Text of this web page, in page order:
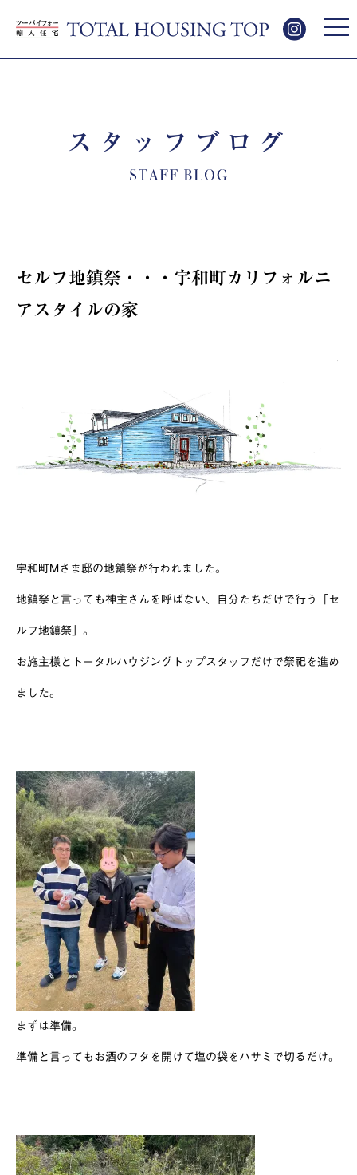
スタッフブログ
セルフ地鎮祭・・・宇和町カリフォルニ
アスタイルの家
宇和町Mさま邸の地鎮祭が行われました。
地鎮祭と言っても神主さんを呼ばない、自分たちだけで行う「セ
ルフ地鎮祭」。
お施主様とトータルハウジングトップスタッフだけで祭祀を進め
ました。
まずは準備。
準備と言ってもお酒のフタを開けて塩の袋をハサミで切るだけ。